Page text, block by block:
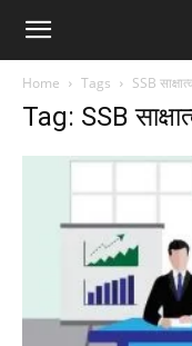
Home Tags SSB
Tag: SSB